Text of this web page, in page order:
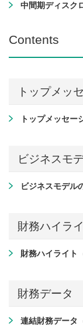
中間期ディスク
Contents
トップメッ
トップメッセー
ビジネスモ
ビジネスモデル
財務ハイラ
財務ハイライト
財務データ
連結財務データ